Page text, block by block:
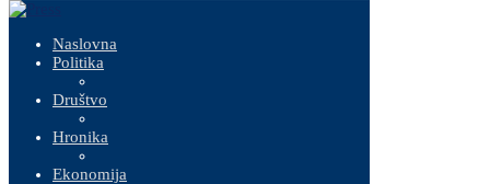
Naslovna
Politika
Društvo
Hronika
Ekonomija